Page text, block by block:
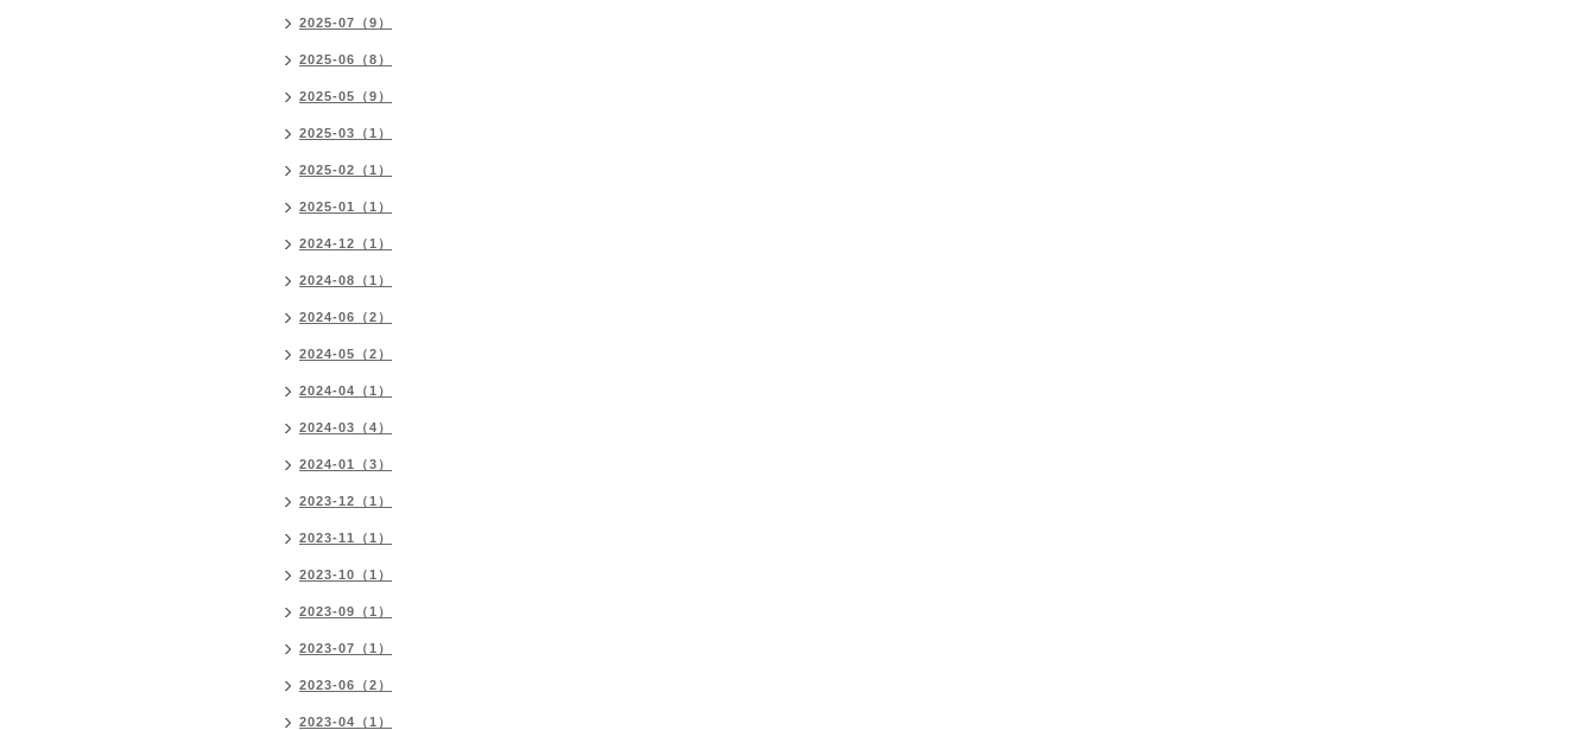
2025-07（9）
2025-06（8）
2025-05（9）
2025-03（1）
2025-02（1）
2025-01（1）
2024-12（1）
2024-08（1）
2024-06（2）
2024-05（2）
2024-04（1）
2024-03（4）
2024-01（3）
2023-12（1）
2023-11（1）
2023-10（1）
2023-09（1）
2023-07（1）
2023-06（2）
2023-04（1）